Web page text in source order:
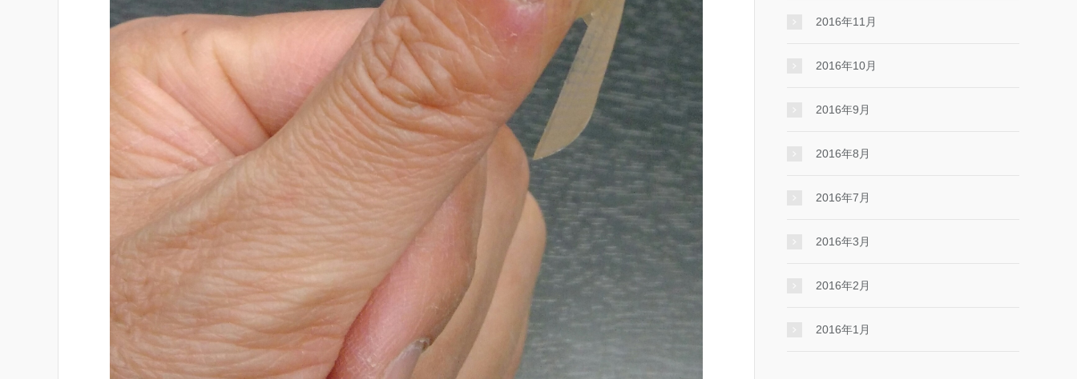
2016年11月
2016年10月
2016年9月
2016年8月
2016年7月
2016年3月
2016年2月
2016年1月